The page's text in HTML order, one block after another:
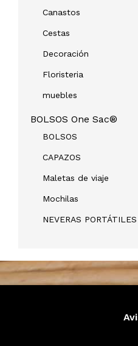
Canastos
Cestas
Decoración
Floristeria
muebles
BOLSOS One Sac®
BOLSOS
CAPAZOS
Maletas de viaje
Mochilas
NEVERAS PORTÁTILES